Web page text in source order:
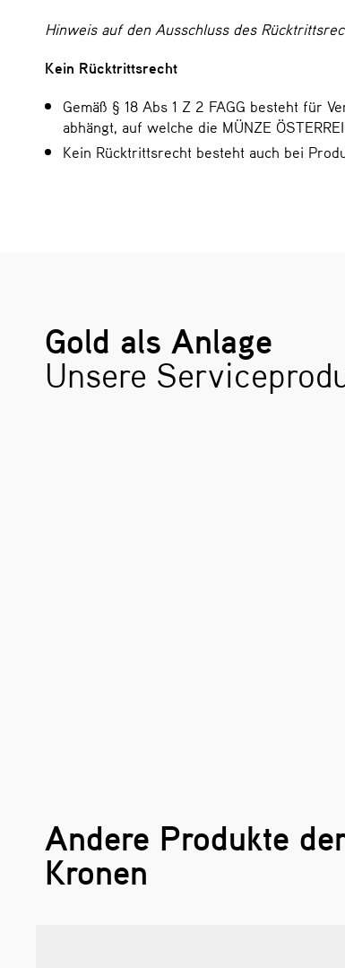
Hinweis auf den Ausschluss des
Kein Rücktrittsrecht
Gemäß § 18 Abs 1 Z 2 FAGG besteht für
abhängt, auf welche die MÜNZE
Kein Rücktrittsrecht besteht auch bei
Gold als Anlage
Unsere
Andere Produkte
Kronen